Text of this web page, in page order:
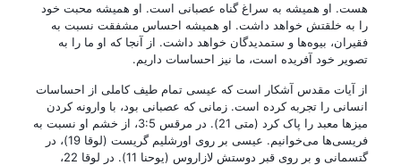
هست. او همیشه به سراغ گناه عصبانی است. او همیشه محبت خود
را به خلقتش خواهد داشت. او همیشه احساس مشفقت نسبت به
فقیران، بیوه‌ها و ستمدیدگان خواهد داشت. از آنجا که او ما را به
تصویر خود آفریده است، ما نیز احساسات داریم.
از آیات مقدس آشکار است که عیسی تمام طیف کاملی از احساسات
انسانی را تجربه کرده است. زمانی که عصبانی بود، با وارونه کردن
میزها معبد را پاک کرد (متی 21). در مرقس 3:5، از خشم او نسبت به
فریسی‌ها می‌خوانیم. عیسی بر روی اورشلیم گریست (لوقا 19)، در
گتسمانی و بر روی قبر دوستش لازاروس (یوحنا 11). در لوقا 22،